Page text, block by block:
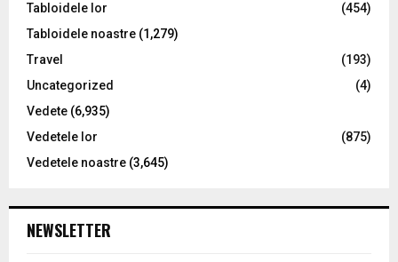
Tabloidele lor
(454)
Tabloidele noastre (1,279)
Travel
(193)
Uncategorized
(4)
Vedete (6,935)
Vedetele lor
(875)
Vedetele noastre (3,645)
NEWSLETTER